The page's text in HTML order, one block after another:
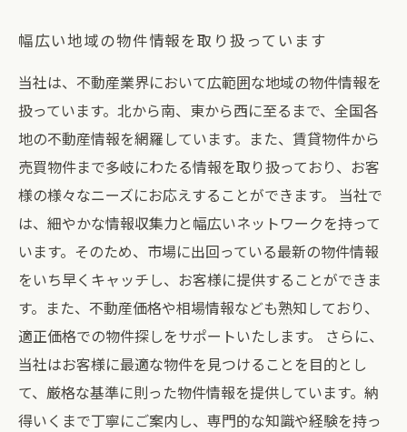
幅広い地域の物件情報を取り扱っています
当社は、不動産業界において広範囲な地域の物件情報を
扱っています。北から南、東から西に至るまで、全国各
地の不動産情報を網羅しています。また、賃貸物件から
売買物件まで多岐にわたる情報を取り扱っており、お客
様の様々なニーズにお応えすることができます。 当社で
は、細やかな情報収集力と幅広いネットワークを持って
います。そのため、市場に出回っている最新の物件情報
をいち早くキャッチし、お客様に提供することができま
す。また、不動産価格や相場情報なども熟知しており、
適正価格での物件探しをサポートいたします。 さらに、
当社はお客様に最適な物件を見つけることを目的とし
て、厳格な基準に則った物件情報を提供しています。納
得いくまで丁寧にご案内し、専門的な知識や経験を持っ